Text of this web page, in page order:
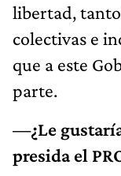
libertad,
colectivas e
que a este
parte.
—¿Le
presida el